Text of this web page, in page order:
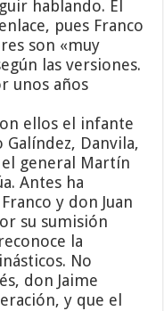
hablando. El
pues Franco
son «muy
las versiones.
unos años
ellos el infante
Danvila,
el general Martín
Antes ha
y don Juan
su sumisión
la
No
don Jaime
y que el